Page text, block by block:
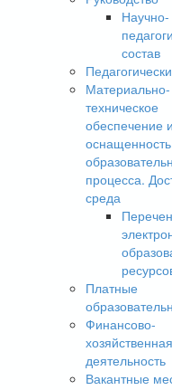
Научно-
состав
Материально-
техническое
обеспечение и
оснащенность
процесса.
среда
Платные
Финансово-
хозяйственная
деятельность
Вакантные